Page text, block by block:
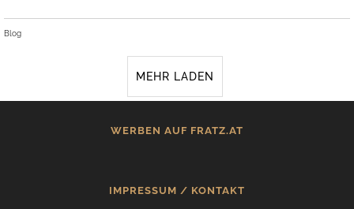
Blog
MEHR LADEN
WERBEN AUF FRATZ.AT
IMPRESSUM / KONTAKT